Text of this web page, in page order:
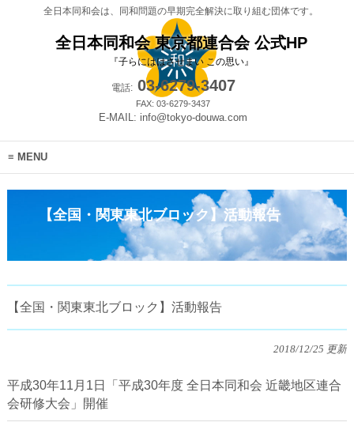
全日本同和会は、同和問題の早期完全解決に取り組む団体です。
全日本同和会 東京都連合会 公式HP
『子らにははさせまい この思い』
電話:03-6279-3407
FAX: 03-6279-3437
E-MAIL: info@tokyo-douwa.com
MENU
【全国・関東東北ブロック】活動報告
【全国・関東東北ブロック】活動報告
2018/12/25 更新
平成30年11月1日「平成30年度 全日本同和会 近畿地区連合
会研修大会」開催